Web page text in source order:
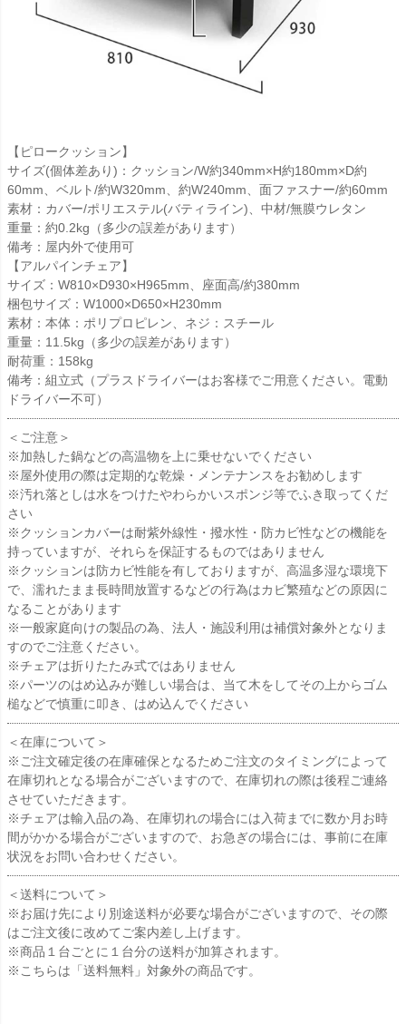
【ピロークッション】
サイズ(個体差あり)：クッション/W約340mm×H約180mm×D約
60mm、ベルト/約W320mm、約W240mm、面ファスナー/約60mm
素材：カバー/ポリエステル(バティライン)、中材/無膜ウレタン
重量：約0.2kg（多少の誤差があります）
備考：屋内外で使用可
【アルパインチェア】
サイズ：W810×D930×H965mm、座面高/約380mm
梱包サイズ：W1000×D650×H230mm
素材：本体：ポリプロピレン、ネジ：スチール
重量：11.5kg（多少の誤差があります）
耐荷重：158kg
備考：組立式（プラスドライバーはお客様でご用意ください。電動
ドライバー不可）
＜ご注意＞
※加熱した鍋などの高温物を上に乗せないでください
※屋外使用の際は定期的な乾燥・メンテナンスをお勧めします
※汚れ落としは水をつけたやわらかいスポンジ等でふき取ってくだ
さい
※クッションカバーは耐紫外線性・撥水性・防カビ性などの機能を
持っていますが、それらを保証するものではありません
※クッションは防カビ性能を有しておりますが、高温多湿な環境下
で、濡れたまま長時間放置するなどの行為はカビ繁殖などの原因に
なることがあります
※一般家庭向けの製品の為、法人・施設利用は補償対象外となりま
すのでご注意ください。
※チェアは折りたたみ式ではありません
※パーツのはめ込みが難しい場合は、当て木をしてその上からゴム
槌などで慎重に叩き、はめ込んでください
＜在庫について＞
※ご注文確定後の在庫確保となるためご注文のタイミングによって
在庫切れとなる場合がございますので、在庫切れの際は後程ご連絡
させていただきます。
※チェアは輸入品の為、在庫切れの場合には入荷までに数か月お時
間がかかる場合がございますので、お急ぎの場合には、事前に在庫
状況をお問い合わせください。
＜送料について＞
※お届け先により別途送料が必要な場合がございますので、その際
はご注文後に改めてご案内差し上げます。
※商品１台ごとに１台分の送料が加算されます。
※こちらは「送料無料」対象外の商品です。